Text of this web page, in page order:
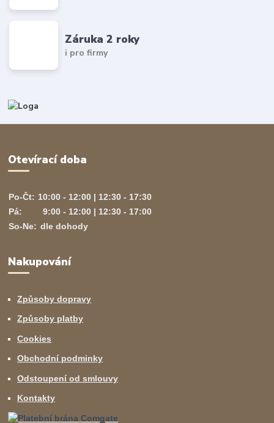
Záruka 2 roky
i pro firmy
Otevírací doba
Po-Čt: 10:00 - 12:00 | 12:30 - 17:30
Pá:
9:00 - 12:00 | 12:30 - 17:00
So-Ne: dle dohody
Nakupování
Způsoby dopravy
Způsoby platby
Cookies
Obchodní podminky
Odstoupení od smlouvy
Kontakty